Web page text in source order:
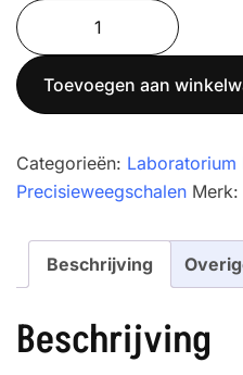
Precisieweegschaal
KERN
PDS
4000-
aantal
Toevoegen aan
Categorieën: Laboratorium
Precisieweegschalen Merk:
Beschrijving
Beschrijving